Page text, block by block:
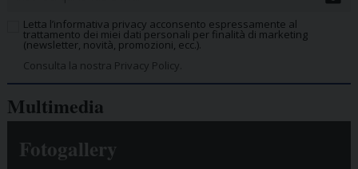
Letta l’informativa privacy acconsento espressamente al
trattamento dei miei dati personali per finalità di marketing
(newsletter, novità, promozioni, ecc.).
Consulta la nostra Privacy Policy.
Multimedia
Fotogallery